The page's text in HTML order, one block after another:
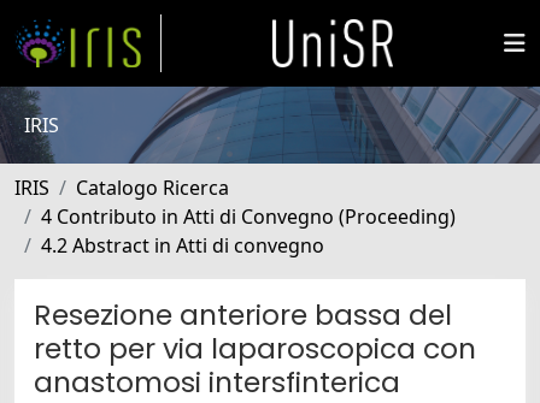
IRIS
IRIS
Catalogo Ricerca
4 Contributo in Atti di Convegno (Proceeding)
4.2 Abstract in Atti di convegno
Resezione anteriore bassa del
retto per via laparoscopica con
anastomosi intersfinterica